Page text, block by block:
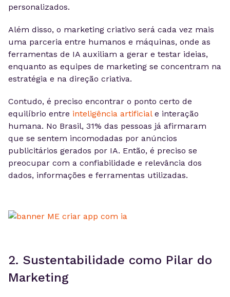
personalizados.
Além disso, o marketing criativo será cada vez mais
uma parceria entre humanos e máquinas, onde as
ferramentas de IA auxiliam a gerar e testar ideias,
enquanto as equipes de marketing se concentram na
estratégia e na direção criativa.
Contudo, é preciso encontrar o ponto certo de
equilíbrio entre inteligência artificiale interação
humana. No Brasil, 31% das pessoas já afirmaram
que se sentem incomodadas por anúncios
publicitários gerados por IA. Então, é preciso se
preocupar com a confiabilidade e relevância dos
dados, informações e ferramentas utilizadas.
2. Sustentabilidade como Pilar do
Marketing